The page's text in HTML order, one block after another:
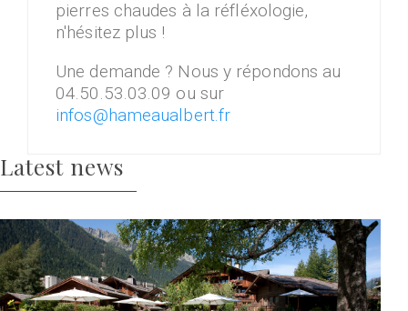
pierres chaudes à la réfléxologie,
n'hésitez plus !
Une demande ? Nous y répondons au
04.50.53.03.09 ou sur
infos@hameaualbert.fr
Latest news